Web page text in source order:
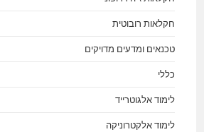
חקלאות רובוטית
טכנאים ומדעים מדויקים
כללי
לימוד אלגוטרייד
לימוד אלקטרוניקה